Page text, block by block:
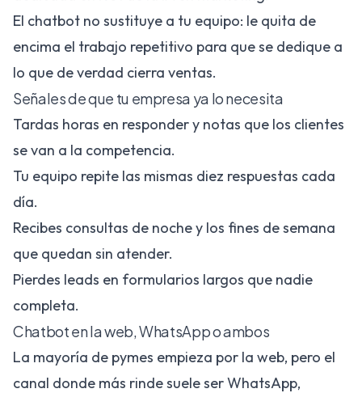
El chatbot no sustituye a tu equipo: le quita de
encima el trabajo repetitivo para que se dedique a
lo que de verdad cierra ventas.
Señales de que tu empresa ya lo necesita
Tardas horas en responder y notas que los clientes
se van a la competencia.
Tu equipo repite las mismas diez respuestas cada
día.
Recibes consultas de noche y los fines de semana
que quedan sin atender.
Pierdes leads en formularios largos que nadie
completa.
Chatbot en la web, WhatsApp o ambos
La mayoría de pymes empieza por la web, pero el
canal donde más rinde suele ser WhatsApp,